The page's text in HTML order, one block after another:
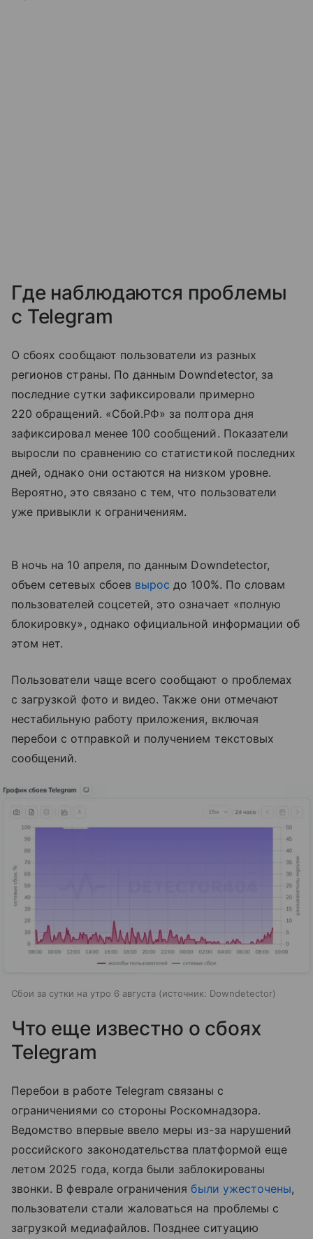
Где наблюдаются проблемы
с Telegram
О сбоях сообщают пользователи из разных
регионов страны. По данным Downdetector, за
последние сутки зафиксировали примерно
220 обращений. «Сбой.РФ» за полтора дня
зафиксировал менее 100 сообщений. Показатели
выросли по сравнению со статистикой последних
дней, однако они остаются на низком уровне.
Вероятно, это связано с тем, что пользователи
уже привыкли к ограничениям.
В ночь на 10 апреля, по данным Downdetector,
объем сетевых сбоев вырос до 100%. По словам
пользователей соцсетей, это означает «полную
блокировку», однако официальной информации об
этом нет.
Пользователи чаще всего сообщают о проблемах
с загрузкой фото и видео. Также они отмечают
нестабильную работу приложения, включая
перебои с отправкой и получением текстовых
сообщений.
Сбои за сутки на утро 6 августа источник: Downdetector
Что еще известно о сбоях
Telegram
Перебои в работе Telegram связаны с
ограничениями со стороны Роскомнадзора.
Ведомство впервые ввело меры из-за нарушений
российского законодательства платформой еще
летом 2025 года, когда были заблокированы
звонки. В феврале ограничениябыли ужесточены,
пользователи стали жаловаться на проблемы с
загрузкой медиафайлов. Позднее ситуацию